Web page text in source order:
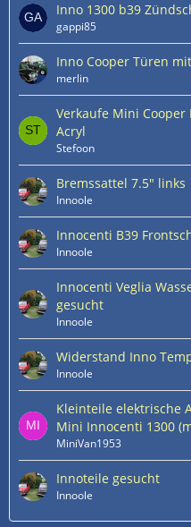
Inno 1300 b39
gappi85
Inno Cooper Türen
merlin
Verkaufe Mini
Acryl
Stefoon
Bremssattel 7.5" links
Innoole
Innocenti B39
Innoole
Innocenti Veglia
gesucht
Innoole
Widerstand Inno
Innoole
Kleinteile elektrische
Mini Innocenti 1300
MiniVan1953
Innoteile gesucht
Innoole